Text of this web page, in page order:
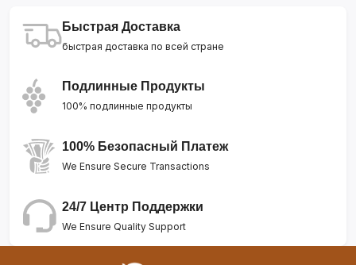
Быстрая Доставка
быстрая доставка по всей стране
Подлинные Продукты
100% подлинные продукты
100% Безопасный Платеж
We Ensure Secure Transactions
24/7 Центр Поддержки
We Ensure Quality Support